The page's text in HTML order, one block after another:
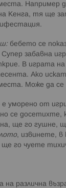
Например
Кенга, тя ще
бебето се
забавна
В играта на
Ако
Може да
уморено от
се
ще го гушне,
, извинете, в
го чуете
на различна